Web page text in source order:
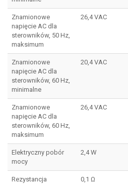
Znamionowe
napięcie AC dla
sterowników, 50 Hz,
maksimum
26,4 VAC
Znamionowe
napięcie AC dla
sterowników, 60 Hz,
minimalne
20,4 VAC
Znamionowe
napięcie AC dla
sterowników, 60 Hz,
maksimum
26,4 VAC
Elektryczny pobór
mocy
2,4 W
Rezystancja
0,1 Ω